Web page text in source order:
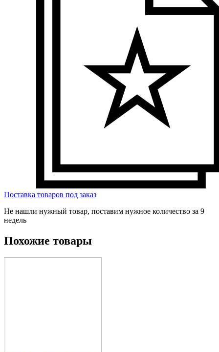
Поставка товаров под заказ
Не нашли нужный товар, поставим нужное количество за 9
недель
Похожие товары